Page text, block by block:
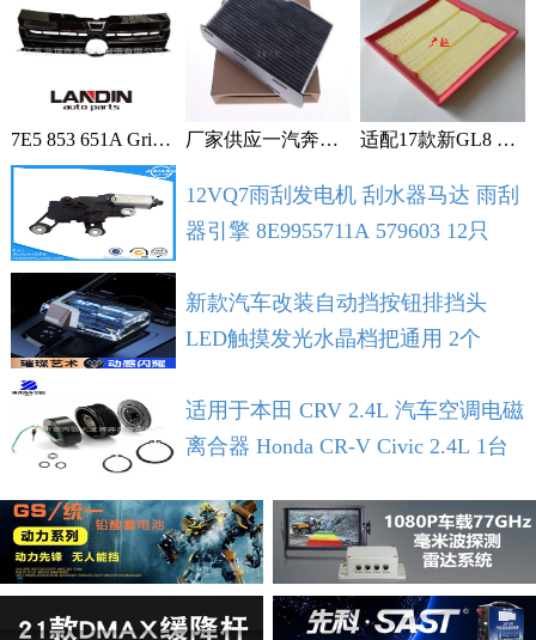
7E5 853 651A Grille With Chrome For VW T5 T6 2009-2015 1个 厂家供应一汽奔腾B30空调滤芯空调格空调滤清器 1个 适配17款新GL8 2.0T 2.5L空滤 空气滤芯 滤清器 空气格 5个
12VQ7雨刮发电机 刮水器马达 雨刮
器引擎 8E9955711A 579603 12只
新款汽车改装自动挡按钮排挡头
LED触摸发光水晶档把通用 2个
适用于本田 CRV 2.4L 汽车空调电磁
离合器 Honda CR-V Civic 2.4L 1台